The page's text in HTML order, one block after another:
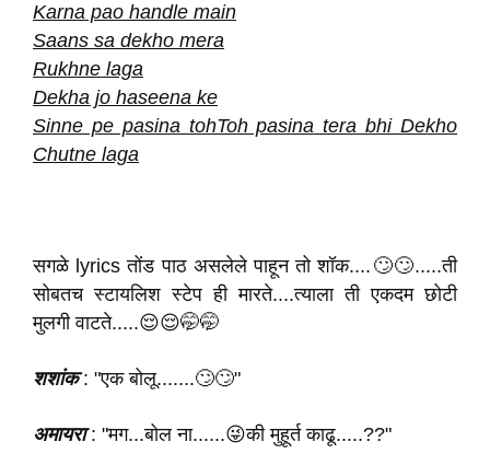
Karna pao handle main
Saans sa dekho mera
Rukhne laga
Dekha jo haseena ke
Sinne pe pasina tohToh pasina tera bhi Dekho
Chutne laga
सगळे lyrics तोंड पाठ असलेले पाहून तो शॉक....🙄🙄.....ती
सोबतच स्टायलिश स्टेप ही मारते....त्याला ती एकदम छोटी
मुलगी वाटते.....😌😌🤭🤭
शशांक: "एक बोलू.......🙄🙄"
अमायरा: "मग...बोल ना......😜की मुहूर्त काढू.....??"